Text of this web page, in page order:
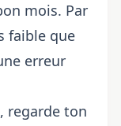
mois. Par
faible que
erreur
regarde ton